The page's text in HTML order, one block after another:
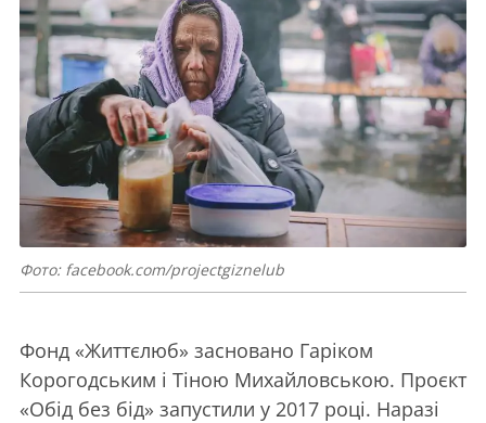
Фото: facebook.com/projectgiznelub
Фонд «Життєлюб» засновано Гаріком
Корогодським і Тіною Михайловською. Проєкт
«Обід без бід» запустили у 2017 році. Наразі